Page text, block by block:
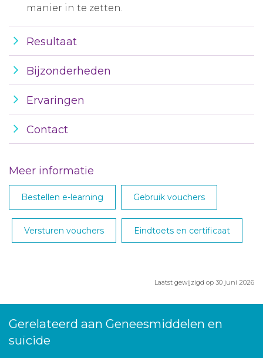
manier in te zetten.
Resultaat
Bijzonderheden
Ervaringen
Contact
Meer informatie
Bestellen e-learning Gebruik vouchers
Versturen vouchers Eindtoets en certificaat
Laatst gewijzigd op 30 juni 2026
Gerelateerd aan Geneesmiddelen en
suïcide